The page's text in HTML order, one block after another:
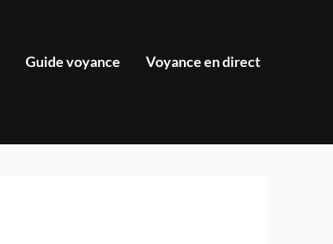
Guide voyance Voyance en direct